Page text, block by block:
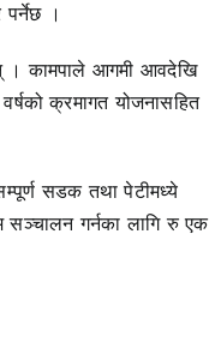
।
। कामपाले आगमी आवदेखि
क्रमागत योजनासहित
सडक तथा पेटीमध्ये
सञ्चालन गर्नका लागि रु एक